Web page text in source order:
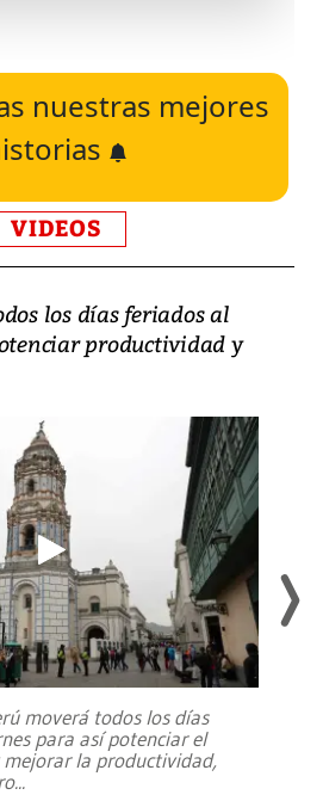
nuestras mejores
VIDEOS
los días feriados al
productividad y
moverá todos los días
para así potenciar el
la productividad,
...